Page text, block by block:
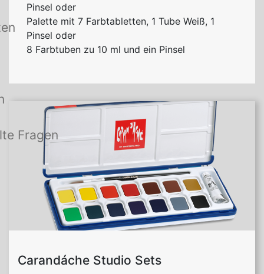
Fragen
Pinsel oder
Palette mit 7 Farbtabletten, 1 Tube Weiß, 1
Pinsel oder
8 Farbtuben zu 10 ml und ein Pinsel
Carandáche Studio Sets